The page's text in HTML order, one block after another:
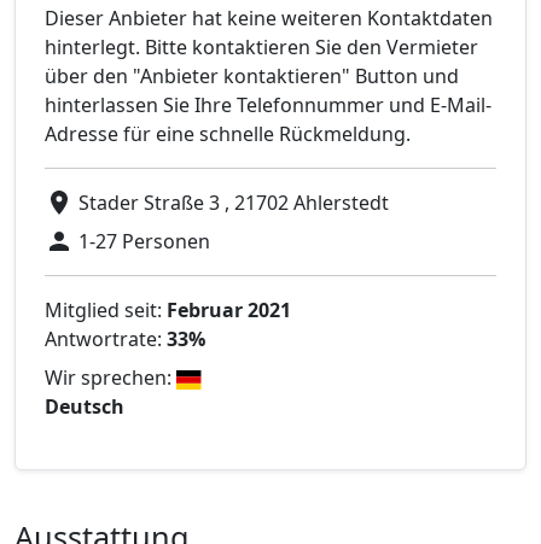
Dieser Anbieter hat keine weiteren Kontaktdaten
hinterlegt. Bitte kontaktieren Sie den Vermieter
über den "Anbieter kontaktieren" Button und
hinterlassen Sie Ihre Telefonnummer und E-Mail-
Adresse für eine schnelle Rückmeldung.
Stader Straße 3 , 21702 Ahlerstedt
1-27 Personen
Mitglied seit: Februar 2021
Antwortrate: 33%
Wir sprechen:
Deutsch